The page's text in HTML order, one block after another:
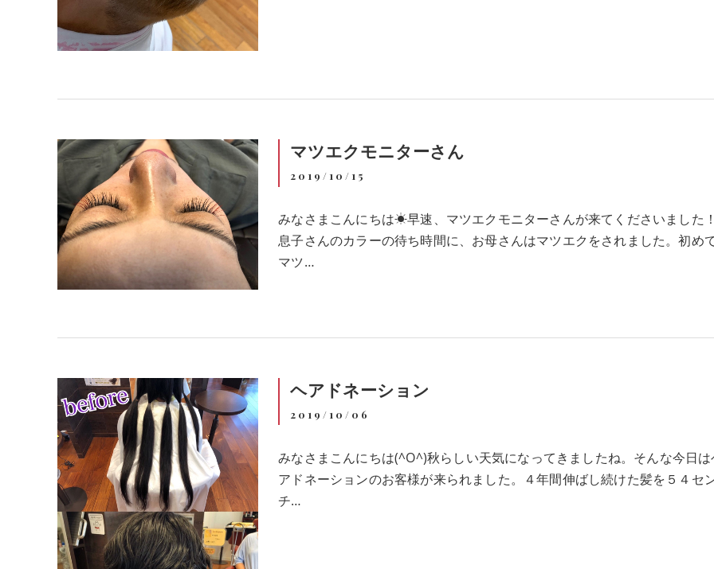
マツエクモニターさん
2019/10/15
みなさまこんにちは☀早速、マツエクモニターさんが来てくださいました
息子さんのカラーの待ち時間に、お母さんはマツエクをされました。初め
マツ…
ヘアドネーション
2019/10/06
みなさまこんにちは(^O^)秋らしい天気になってきましたね。そんな今日
アドネーションのお客様が来られました。４年間伸ばし続けた髪を５４セ
チ…